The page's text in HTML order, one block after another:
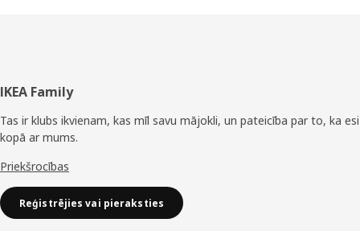
Kājene
IKEA Family
Tas ir klubs ikvienam, kas mīl savu mājokli, un pateicība par to, ka esi
kopā ar mums.
Priekšrocības
Reģistrējies vai pieraksties